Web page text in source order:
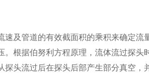
速及管道的有效截面积的乘积来确定
。根据伯努利方程原理，流体流过探
探头流过后在探头后部产生部分真空